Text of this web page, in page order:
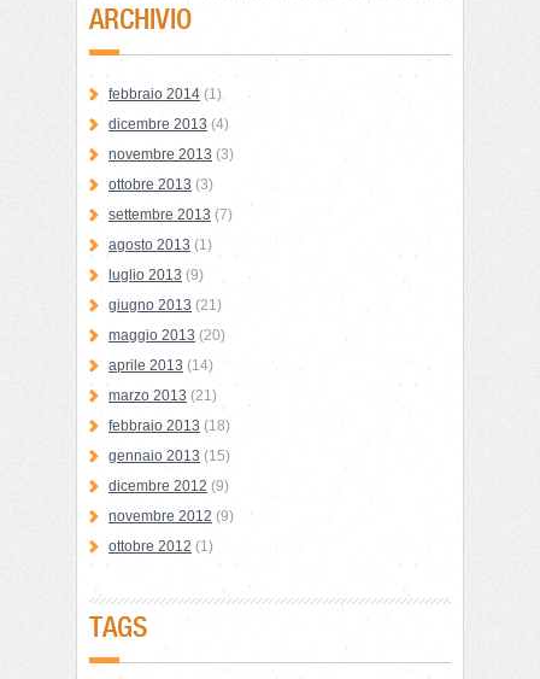
ARCHIVIO
febbraio 2014 (1)
dicembre 2013 (4)
novembre 2013 (3)
ottobre 2013 (3)
settembre 2013 (7)
agosto 2013 (1)
luglio 2013 (9)
giugno 2013 (21)
maggio 2013 (20)
aprile 2013 (14)
marzo 2013 (21)
febbraio 2013 (18)
gennaio 2013 (15)
dicembre 2012 (9)
novembre 2012 (9)
ottobre 2012 (1)
TAGS